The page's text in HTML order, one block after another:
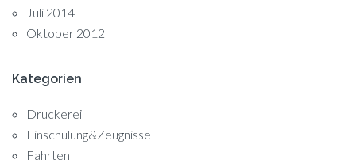
Juli 2014
Oktober 2012
Kategorien
Druckerei
Einschulung&Zeugnisse
Fahrten